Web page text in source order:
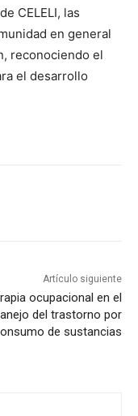
CELELI, las
en general
reconociendo el
el desarrollo
Artículo siguiente
ocupacional en el
del trastorno por
de sustancias